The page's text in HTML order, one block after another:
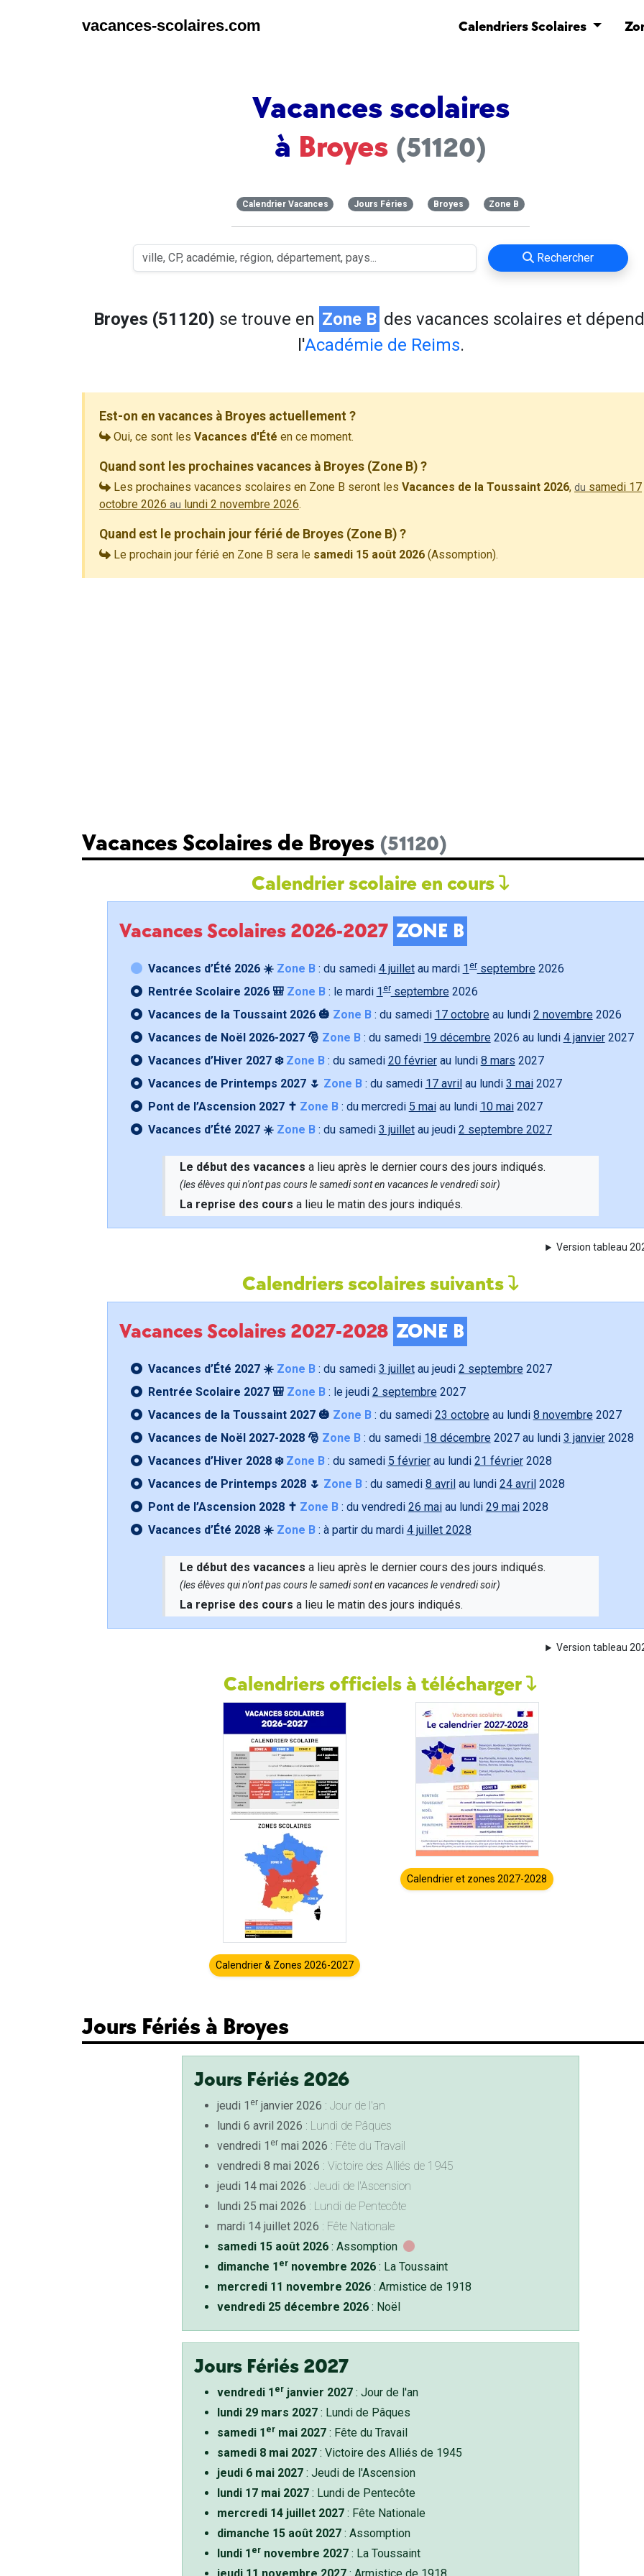
vacances-scolaires.com Calendriers Scolaires
Vacances scolaires
à Broyes (51120)
Calendrier Vacances Jours Féries Broyes Zone B
Rechercher
Broyes (51120) se trouve en Zone B des vacances scolaires et
l'Académie de Reims.
Est-on en vacances à Broyes actuellement ?
Oui, ce sont les Vacances d'Été en ce moment.
Quand sont les prochaines vacances à Broyes (Zone B) ?
Les prochaines vacances scolaires en Zone B seront les Vacances de la Toussaint 2026, du samedi 17
octobre 2026 au lundi 2 novembre 2026.
Quand est le prochain jour férié de Broyes (Zone B) ?
Le prochain jour férié en Zone B sera le samedi 15 août 2026 (Assomption).
Vacances Scolaires de Broyes (51120)
Calendrier scolaire en cours
Vacances Scolaires 2026-2027 ZONE B
Vacances d’Été 2026 ☀️ Zone B: du samedi 4 juilletau mardi 1 erseptembre 2026
Rentrée Scolaire 2026 🎒 Zone B: le mardi 1erseptembre 2026
Vacances de la Toussaint 2026 🎃 Zone B: du samedi 17 octobre au lundi 2 novembre 2026
Vacances de Noël 2026-2027 🎅 Zone B: du samedi 19 décembre 2026 au lundi 4 janvier2027
Vacances d’Hiver 2027 ❄️ Zone B: du samedi 20 févrierau lundi 8 mars 2027
Vacances de Printemps 2027 🌷 Zone B: du samedi 17 avril au lundi 3 mai2027
Pont de l’Ascension 2027 ✝️ Zone B: du mercredi 5 maiau lundi 10 mai2027
Vacances d’Été 2027 ☀️ Zone B: du samedi 3 juilletau jeudi 2 septembre 2027
Le début des vacances a lieu après le dernier cours des jours indiqués.
(les élèves qui n'ont pas cours le samedi sont en vacances le vendredi soir)
La reprise des cours a lieu le matin des jours indiqués.
Version tableau
Calendriers scolaires suivants
Vacances Scolaires 2027-2028 ZONE B
Vacances d’Été 2027 ☀️ Zone B: du samedi 3 juilletau jeudi 2 septembre 2027
Rentrée Scolaire 2027 🎒 Zone B: le jeudi 2 septembre 2027
Vacances de la Toussaint 2027 🎃 Zone B: du samedi 23 octobre au lundi 8 novembre 2027
Vacances de Noël 2027-2028 🎅 Zone B: du samedi 18 décembre 2027 au lundi 3 janvier2028
Vacances d’Hiver 2028 ❄️ Zone B: du samedi 5 févrierau lundi 21 février2028
Vacances de Printemps 2028 🌷 Zone B: du samedi 8 avril au lundi 24 avril 2028
Pont de l’Ascension 2028 ✝️ Zone B: du vendredi 26 maiau lundi 29 mai2028
Vacances d’Été 2028 ☀️ Zone B: à partir du mardi 4 juillet 2028
Le début des vacances a lieu après le dernier cours des jours indiqués.
(les élèves qui n'ont pas cours le samedi sont en vacances le vendredi soir)
La reprise des cours a lieu le matin des jours indiqués.
Version tableau
Calendriers officiels à télécharger
Calendrier & Zones 2026-2027
Calendrier et zones 2027-2028
Jours Fériés à Broyes
Jours Fériés 2026
jeudi 1 erjanvier 2026 : Jour de l'an
lundi 6 avril 2026 : Lundi de Pâques
vendredi 1 ermai 2026 : Fête du Travail
vendredi 8 mai 2026 : Victoire des Alliés de 1945
jeudi 14 mai 2026 : Jeudi de l'Ascension
lundi 25 mai 2026 : Lundi de Pentecôte
mardi 14 juillet 2026 : Fête Nationale
samedi 15 août 2026: Assomption
dimanche 1 ernovembre 2026: La Toussaint
mercredi 11 novembre 2026: Armistice de 1918
vendredi 25 décembre 2026: Noël
Jours Fériés 2027
vendredi 1 erjanvier 2027: Jour de l'an
lundi 29 mars 2027: Lundi de Pâques
samedi 1 ermai 2027: Fête du Travail
samedi 8 mai 2027: Victoire des Alliés de 1945
jeudi 6 mai 2027: Jeudi de l'Ascension
lundi 17 mai 2027: Lundi de Pentecôte
mercredi 14 juillet 2027: Fête Nationale
dimanche 15 août 2027: Assomption
lundi 1 ernovembre 2027: La Toussaint
jeudi 11 novembre 2027: Armistice de 1918